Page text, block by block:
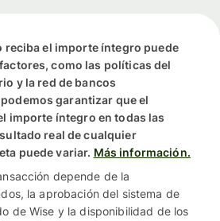
reciba el importe íntegro puede
como las políticas del
y la red de bancos
garantizar que el
importe íntegro en todas las
real de cualquier
puede variar. Más información.
depende de la
la aprobación del sistema de
de Wise y la disponibilidad de los